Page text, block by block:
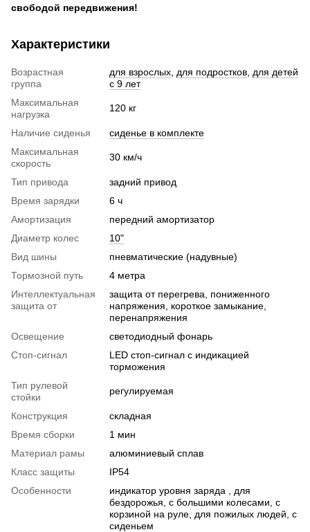
свободой передвижения!
Характеристики
Возрастная
группа
для взрослых для подростков для детей
с 9 лет
Максимальная
нагрузка
120 кг
Наличие сиденья
сиденье в комплекте
Максимальная
скорость
30 км/ч
Тип привода
задний привод
Время зарядки
6 ч
Амортизация
передний амортизатор
Диаметр колес
10"
Вид шины
пневматические (надувные)
Тормозной путь
4 метра
Интеллектуальная
защита от
защита от перегрева, пониженного
напряжения, короткое замыкание,
перенапряжения
Освещение
светодиодный фонарь
Стоп-сигнал
LED стоп-сигнал с индикацией
торможения
Тип рулевой
стойки
регулируемая
Конструкция
складная
Время сборки
1 мин
Материал рамы
алюминиевый сплав
Класс защиты
IP54
Особенности
индикатор уровня заряда , для
бездорожья, с большими колесами, с
корзиной на руле, для пожилых людей, с
сиденьем